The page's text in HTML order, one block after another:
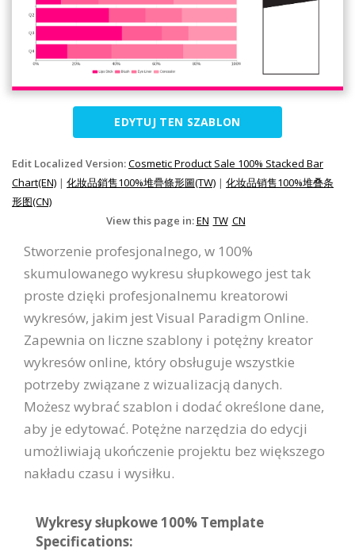
EDYTUJ TEN SZABLON
Edit Localized Version:Cosmetic Product Sale 100% Stacked Bar
Chart(EN) | 化妝品銷售100%堆疊條形圖(TW) | 化妆品销售100%堆叠条
形图(CN)
View this page in:EN TW CN
Stworzenie profesjonalnego, w 100%
skumulowanego wykresu słupkowego jest tak
proste dzięki profesjonalnemu kreatorowi
wykresów, jakim jest Visual Paradigm Online.
Zapewnia on liczne szablony i potężny kreator
wykresów online, który obsługuje wszystkie
potrzeby związane z wizualizacją danych.
Możesz wybrać szablon i dodać określone dane,
aby je edytować. Potężne narzędzia do edycji
umożliwiają ukończenie projektu bez większego
nakładu czasu i wysiłku.
Wykresy słupkowe 100% Template
Specifications: